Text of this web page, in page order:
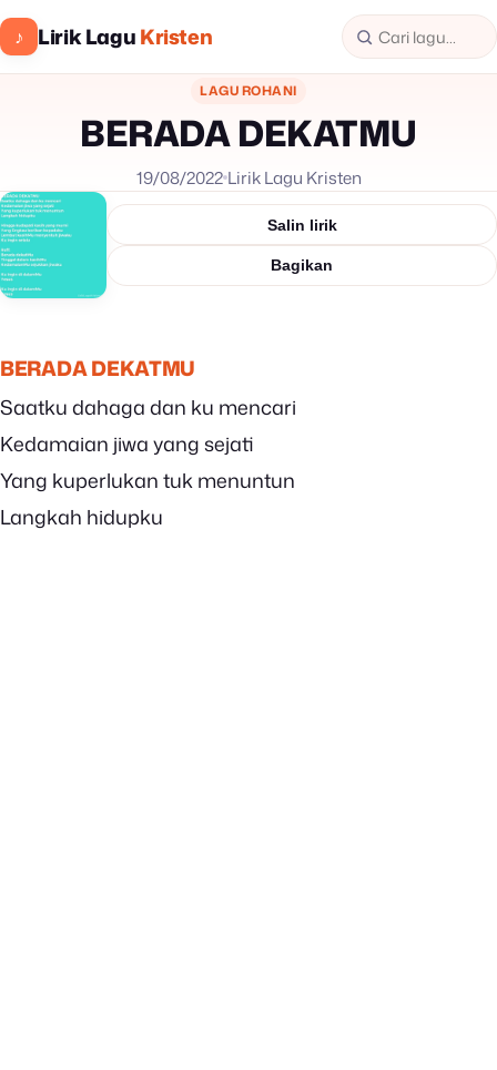
♪ Lirik LaguKristen
LAGU ROHANI
BERADA DEKATMU
19/08/2022Lirik Lagu Kristen
Salin lirik
Bagikan
BERADA DEKATMU
Saatku dahaga dan ku mencari
Kedamaian jiwa yang sejati
Yang kuperlukan tuk menuntun
Langkah hidupku